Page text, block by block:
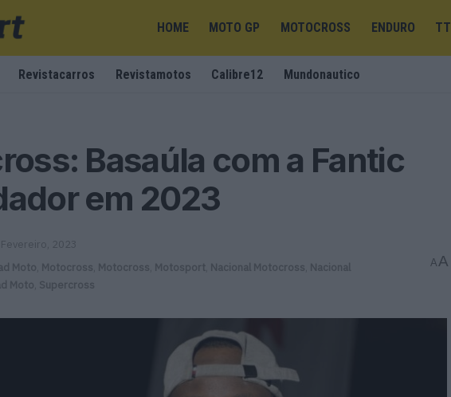
HOME MOTO GP MOTOCROSS ENDURO TT
Revistacarros Revistamotos Calibre12 Mundonautico
Basaúla com a Fantic
em 2023
Fevereiro, 2023
Moto Motocross Motocross Motosport Nacional Motocross Nacional
Moto Supercross
AA